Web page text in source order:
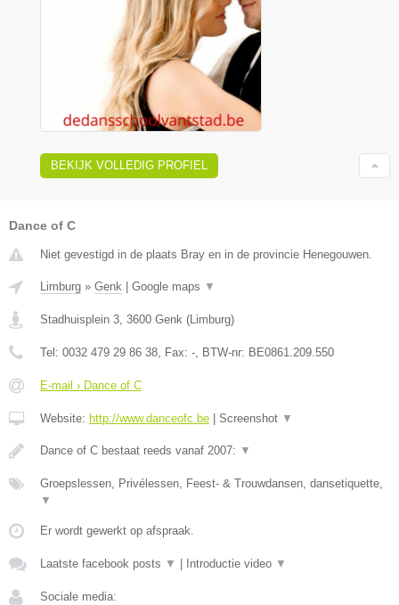
BEKIJK VOLLEDIG PROFIEL
Dance of C
Niet gevestigd in de plaats Bray en in de provincie Henegouwen.
Limburg » Genk | Google maps ▼
Stadhuisplein 3 3600 Genk (Limburg)
Tel: 0032 479 29 86 38 , Fax: - , BTW-nr: BE0861.209.550
E-mail › Dance of C
Website: http://www.danceofc.be | Screenshot ▼
Dance of C bestaat reeds vanaf 2007: ▼
Groepslessen, Privélessen, Feest- & Trouwdansen, dansetiquette,
▼
Er wordt gewerkt op afspraak.
Laatste facebook posts ▼ | Introductie video ▼
Sociale media: